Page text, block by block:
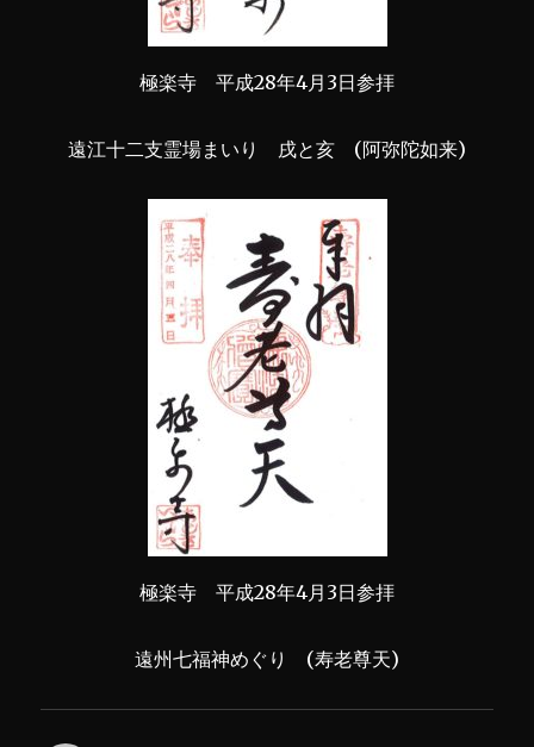
極楽寺 平成28年4月3日参拝
遠江十二支霊場まいり 戌と亥 (阿弥陀如来)
極楽寺 平成28年4月3日参拝
遠州七福神めぐり (寿老尊天)